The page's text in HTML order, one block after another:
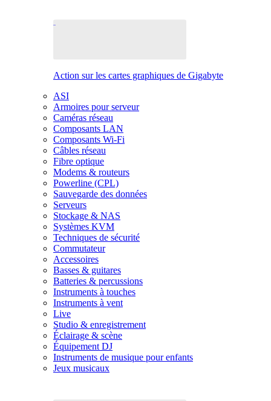
Action sur les cartes graphiques de Gigabyte
ASI
Armoires pour serveur
Caméras réseau
Composants LAN
Composants Wi-Fi
Câbles réseau
Fibre optique
Modems & routeurs
Powerline (CPL)
Sauvegarde des données
Serveurs
Stockage & NAS
Systèmes KVM
Techniques de sécurité
Commutateur
Accessoires
Basses & guitares
Batteries & percussions
Instruments à touches
Instruments à vent
Live
Studio & enregistrement
Éclairage & scène
Équipement DJ
Instruments de musique pour enfants
Jeux musicaux